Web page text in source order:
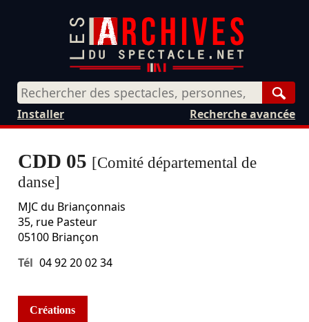
Recherche avancée
Installer
CDD 05 [Comité départemental de
danse]
MJC du Briançonnais
35, rue Pasteur
05100 Briançon
Tél 04 92 20 02 34
Créations